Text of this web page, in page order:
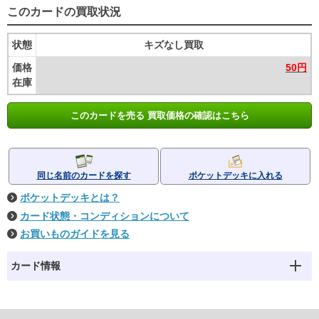
このカードの買取状況
状態
価格
在庫
キズなし買取
50円
このカードを売る 買取価格の確認はこちら
同じ名前のカードを探す ポケットデッキに入れる
ポケットデッキとは？
カード状態・コンディションについて
お買いものガイドを見る
カード情報